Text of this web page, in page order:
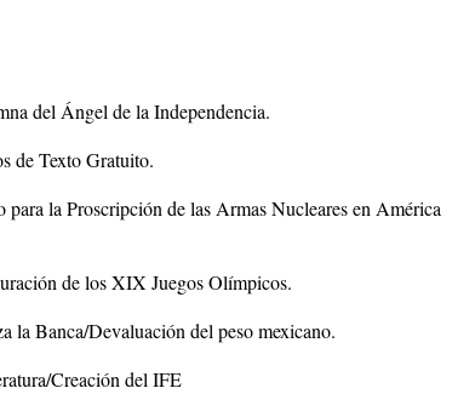
del Ángel de la Independencia.
de Texto Gratuito.
la Proscripción de las Armas Nucleares en América
de los XIX Juegos Olímpicos.
la Banca/Devaluación del peso mexicano.
Creación del IFE